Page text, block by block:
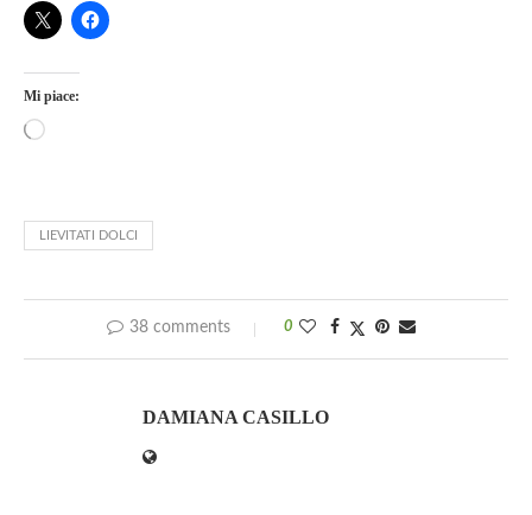
Mi piace:
LIEVITATI DOLCI
38 comments 0
DAMIANA CASILLO